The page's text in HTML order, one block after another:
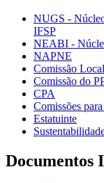
NUGS -
IFSP
NEABI -
NAPNE
Comissão
Comissão do
CPA
Comissões
Estatuinte
Documentos